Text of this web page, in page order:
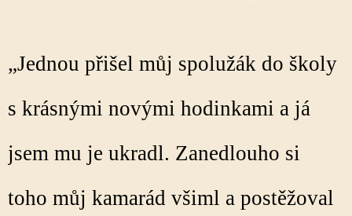
„Jednou přišel můj spolužák do školy
s krásnými novými hodinkami a já
jsem mu je ukradl. Zanedlouho si
toho můj kamarád všiml a postěžoval